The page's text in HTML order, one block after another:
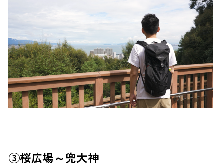
③桜広場～兜大神